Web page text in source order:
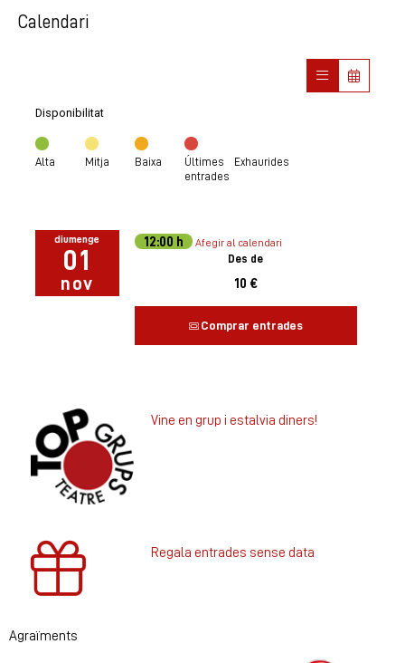
Calendari
Disponibilitat
Alta Mitja Baixa
Últimes
entrades
Exhaurides
diumenge
01
nov
12:00 h
Afegir al calendari
Des de
10 €
Comprar entrades
Vine en grup i estalvia diners!
Regala entrades sense data
Agraïments